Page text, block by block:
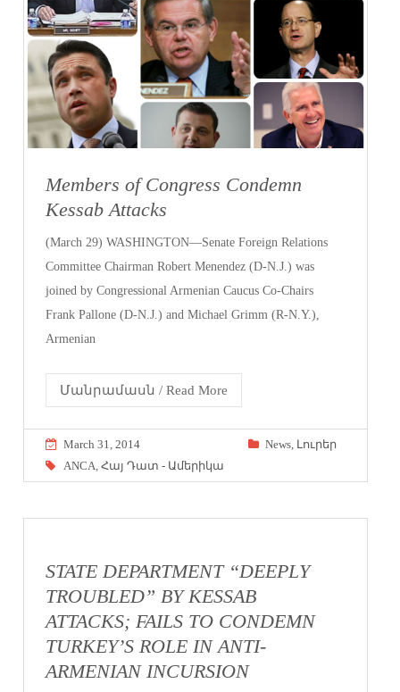
Members of Congress Condemn
Kessab Attacks
(March 29) WASHINGTON—Senate Foreign Relations
Committee Chairman Robert Menendez (D-N.J.) was
joined by Congressional Armenian Caucus Co-Chairs
Frank Pallone (D-N.J.) and Michael Grimm (R-N.Y.),
Armenian
Մանրամասն / Read More
March 31, 2014 News, Լուրեր
ANCA,Հայ Դատ - Ամերիկա
STATE DEPARTMENT “DEEPLY
TROUBLED” BY KESSAB
ATTACKS; FAILS TO CONDEMN
TURKEY’S ROLE IN ANTI-
ARMENIAN INCURSION